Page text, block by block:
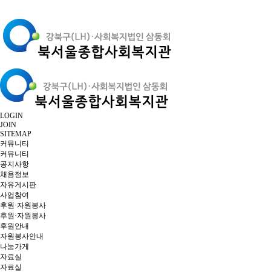
LOGIN
JOIN
SITEMAP
커뮤니티
커뮤니티
공지사항
채용정보
자유게시판
사업참여
후원·자원봉사
후원·자원봉사
후원안내
자원봉사안내
나눔가게
자료실
자료실